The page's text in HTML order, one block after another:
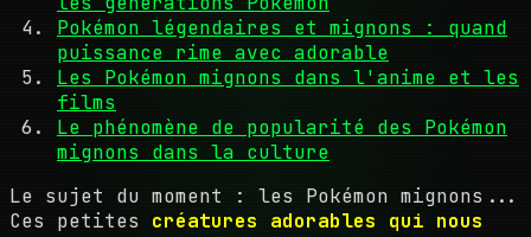
Pokémon légendaires et mignons : quand
puissance rime avec adorable
Les Pokémon mignons dans l'anime et les
films
Le phénomène de popularité des Pokémon
mignons dans la culture
Le sujet du moment : les Pokémon mignons...
Ces petites créatures adorables qui nous